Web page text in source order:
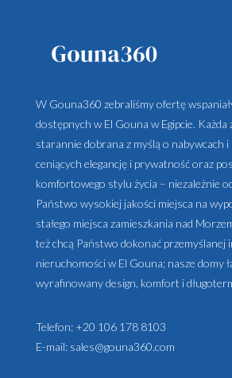
W Gouna360 zebraliśmy ofertę
dostępnych w El Gouna w Egipcie. Każda
starannie dobrana z myślą o nabywcach
ceniących elegancję i prywatność oraz
komfortowego stylu życia – niezależnie
Państwo wysokiej jakości miejsca na
stałego miejsca zamieszkania nad
też chcą Państwo dokonać przemyślanej
nieruchomości w El Gouna; nasze domy
wyrafinowany design, komfort i
Telefon: +20 106 178 8103
E-mail: sales@gouna360.com